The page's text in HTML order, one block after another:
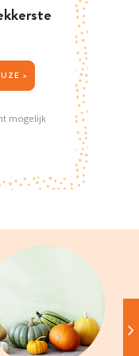
JOUW NIEUWSBRIEFKEUZE >
mogelijk